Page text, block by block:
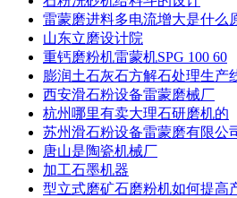
雷蒙磨进料多电流增大是什么
山东立磨设计院
重钙磨粉机雷蒙机SPG 100 60
膨润土石灰石方解石处理生产
西安滑石粉设备雷蒙磨械厂
杭州哪里有卖大理石研磨机的
苏州滑石粉设备雷蒙磨有限公
唐山是陶瓷机械厂
加工石墨机器
型立式磨矿石磨粉机如何提高